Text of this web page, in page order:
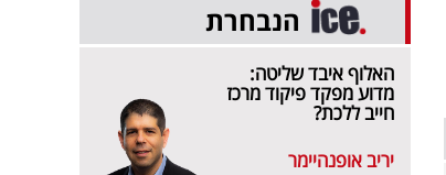
הנבחרת
האלוף איבד שליטה:
מדוע מפקד פיקוד מרכז
חייב ללכת?
יריב אופנהיימר